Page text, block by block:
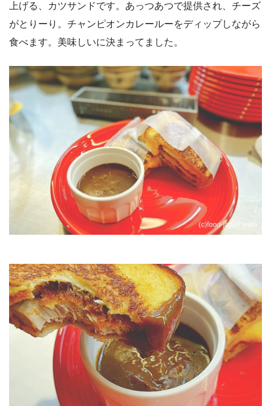
上げる、カツサンドです。あっつあつで提供され、チーズ
がとりーり。チャンピオンカレールーをディップしながら
食べます。美味しいに決まってました。